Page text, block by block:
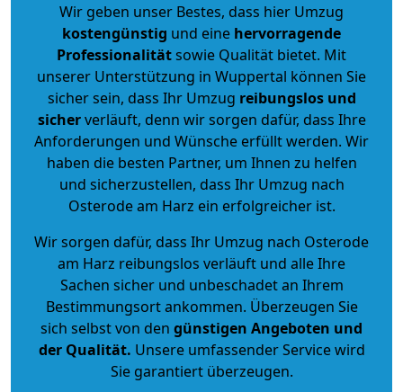
Wir geben unser Bestes, dass hier Umzug
kostengünstig und eine hervorragende
Professionalitätsowie Qualität bietet. Mit
unserer Unterstützung in Wuppertal können Sie
sicher sein, dass Ihr Umzug reibungslos und
sicherverläuft, denn wir sorgen dafür, dass Ihre
Anforderungen und Wünsche erfüllt werden. Wir
haben die besten Partner, um Ihnen zu helfen
und sicherzustellen, dass Ihr Umzug nach
Osterode am Harz ein erfolgreicher ist.
Wir sorgen dafür, dass Ihr Umzug nach Osterode
am Harz reibungslos verläuft und alle Ihre
Sachen sicher und unbeschadet an Ihrem
Bestimmungsort ankommen. Überzeugen Sie
sich selbst von den günstigen Angeboten und
der Qualität. Unsere umfassender Service wird
Sie garantiert überzeugen.